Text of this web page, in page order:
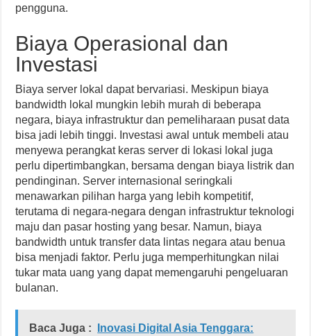
pengguna.
Biaya Operasional dan
Investasi
Biaya server lokal dapat bervariasi. Meskipun biaya
bandwidth lokal mungkin lebih murah di beberapa
negara, biaya infrastruktur dan pemeliharaan pusat data
bisa jadi lebih tinggi. Investasi awal untuk membeli atau
menyewa perangkat keras server di lokasi lokal juga
perlu dipertimbangkan, bersama dengan biaya listrik dan
pendinginan. Server internasional seringkali
menawarkan pilihan harga yang lebih kompetitif,
terutama di negara-negara dengan infrastruktur teknologi
maju dan pasar hosting yang besar. Namun, biaya
bandwidth untuk transfer data lintas negara atau benua
bisa menjadi faktor. Perlu juga memperhitungkan nilai
tukar mata uang yang dapat memengaruhi pengeluaran
bulanan.
Baca Juga :
Inovasi Digital Asia Tenggara: